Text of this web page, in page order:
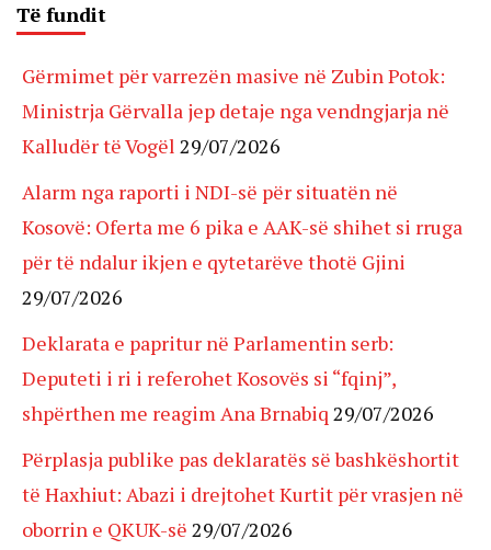
Të fundit
Gërmimet për varrezën masive në Zubin Potok:
Ministrja Gërvalla jep detaje nga vendngjarja në
Kalludër të Vogël 29/07/2026
Alarm nga raporti i NDI-së për situatën në
Kosovë: Oferta me 6 pika e AAK-së shihet si rruga
për të ndalur ikjen e qytetarëve thotë Gjini
29/07/2026
Deklarata e papritur në Parlamentin serb:
Deputeti i ri i referohet Kosovës si “fqinj”,
shpërthen me reagim Ana Brnabiq 29/07/2026
Përplasja publike pas deklaratës së bashkëshortit
të Haxhiut: Abazi i drejtohet Kurtit për vrasjen në
oborrin e QKUK-së 29/07/2026